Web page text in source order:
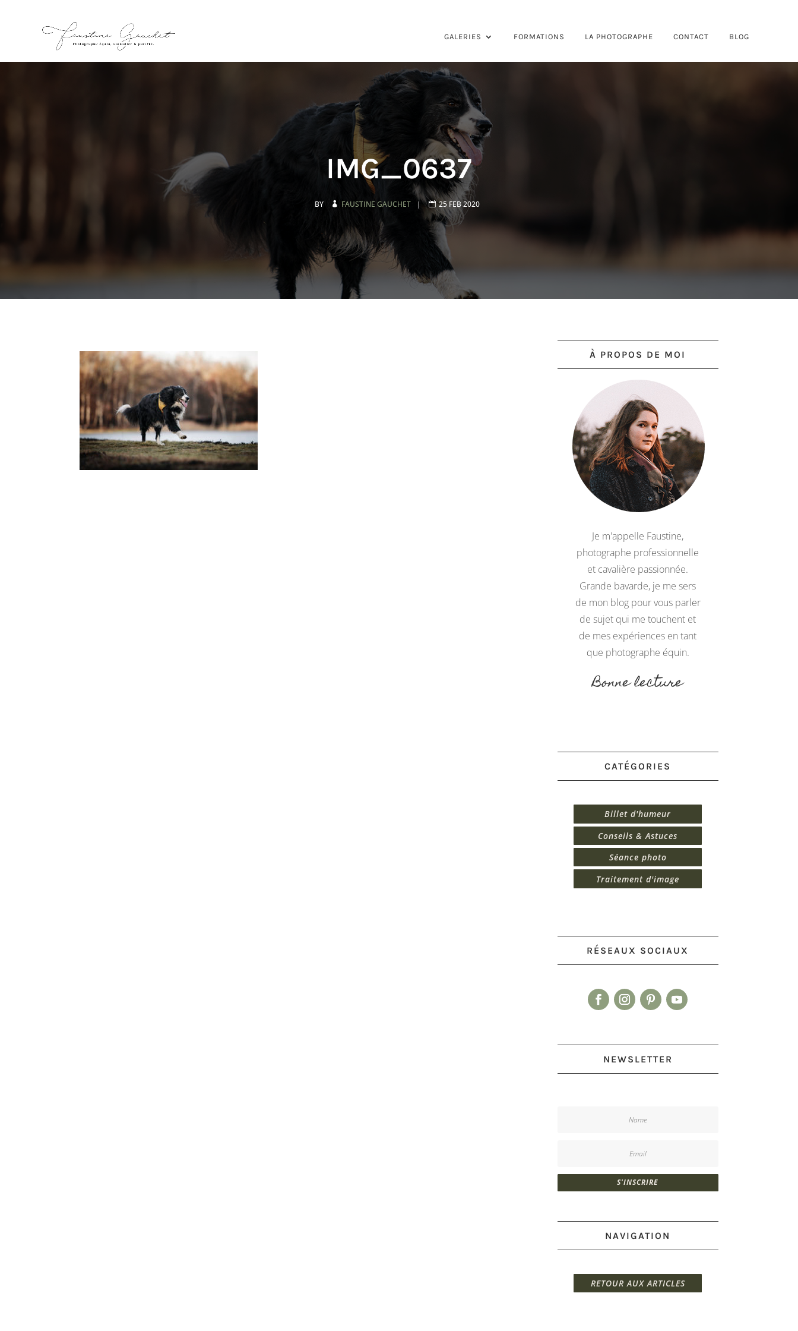
GALERIES FORMATIONS LA PHOTOGRAPHE CONTACT BLOG
IMG_0637
BY FAUSTINE GAUCHET | 25 FEB 2020
À PROPOS DE MOI
Je m'appelle Faustine,
photographe professionnelle
et cavalière passionnée.
Grande bavarde, je me sers
de mon blog pour vous parler
de sujet qui me touchent et
de mes expériences en tant
que photographe équin.
Bonne lecture
CATÉGORIES
Billet d'humeur
Conseils & Astuces
Séance photo
Traitement d'image
RÉSEAUX SOCIAUX
NEWSLETTER
S'INSCRIRE
NAVIGATION
RETOUR AUX ARTICLES